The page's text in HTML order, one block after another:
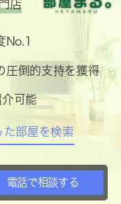
店
No.1
圧倒的支持を獲得
可能
た部屋を検索
電話で相談する